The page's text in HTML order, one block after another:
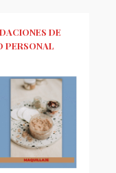
DE
PERSONAL